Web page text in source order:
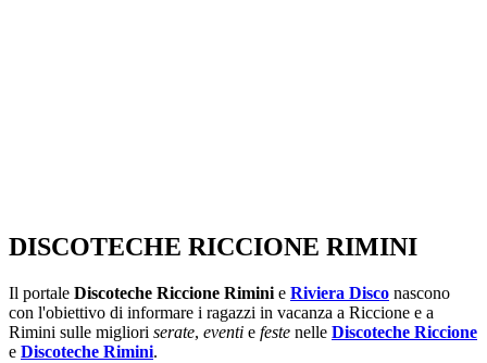
DISCOTECHE RICCIONE RIMINI
Il portale Discoteche Riccione Rimini e Riviera Disco nascono
con l'obiettivo di informare i ragazzi in vacanza a Riccione e a
Rimini sulle migliori serate, eventi e feste nelle Discoteche Riccione
e Discoteche Rimini.